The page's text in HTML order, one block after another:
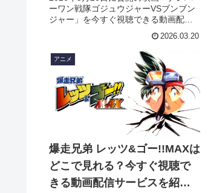
ーワン戦隊ゴジュウジャーVSブンブン
ジャー」を今すぐ視聴できる動画配信
じやキャスト・声優、スタッフ、主題
歌の情報はもちろん、実際に見た人の
感想やレビューもまとめています。
2026.03.20
アニメ
爆走兄弟 レッツ&ゴー!!MAXは
どこで見れる？今すぐ視聴で
きる動画配信サービスを紹